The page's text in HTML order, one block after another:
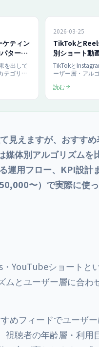
ケティン
ターン
新】
を出して
テゴリー
小売・
。
2026-03-25
TikTokと
別ショート動
TikTokと
ーザー層・アル
が購買に影響と
すすめを解説。
読む
えますが、おすすめ
体別アルゴリズムを
運用フロー、KPI設計
〜）で実際に使
YouTubeショートと
とユーザー層に合わ
めフィードでユーザ
聴者の年齢層・利用